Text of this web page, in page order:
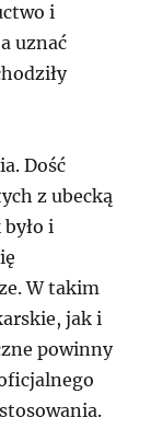
i
uznać
Dość
z ubecką
i
W takim
jak i
powinny